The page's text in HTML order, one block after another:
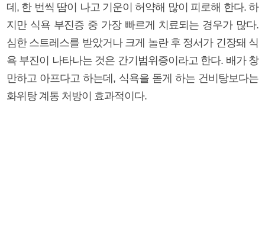
데, 한 번씩 땀이 나고 기운이 허약해 많이 피로해 한다. 하
지만 식욕 부진증 중 가장 빠르게 치료되는 경우가 많다.
심한 스트레스를 받았거나 크게 놀란 후 정서가 긴장돼 식
욕 부진이 나타나는 것은 간기범위증이라고 한다. 배가 창
만하고 아프다고 하는데, 식욕을 돋게 하는 건비탕보다는
화위탕 계통 처방이 효과적이다.